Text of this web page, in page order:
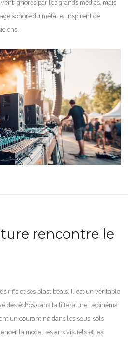
ignorés par les grands médias, mais
sonore du métal et inspirent de
rencontre le
riffs et ses blast beats. Il est un véritable
des échos dans la littérature, le cinéma
un courant né dans les sous-sols
la mode, les arts visuels et les